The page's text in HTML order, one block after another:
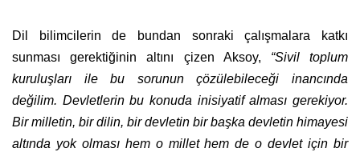
Dil bilimcilerin de bundan sonraki çalışmalara katkı
sunması gerektiğinin altını çizen Aksoy, “Sivil toplum
kuruluşları ile bu sorunun çözülebileceği inancında
değilim. Devletlerin bu konuda inisiyatif alması gerekiyor.
Bir milletin, bir dilin, bir devletin bir başka devletin himayesi
altında yok olması hem o millet hem de o devlet için bir